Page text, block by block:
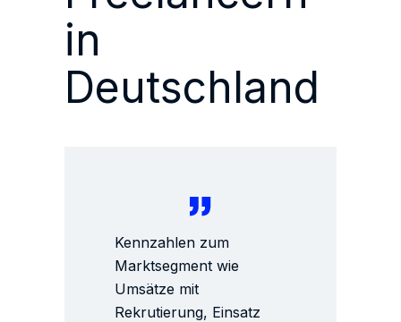
in
Deutschland
Kennzahlen zum
Marktsegment wie
Umsätze mit
Rekrutierung, Einsatz